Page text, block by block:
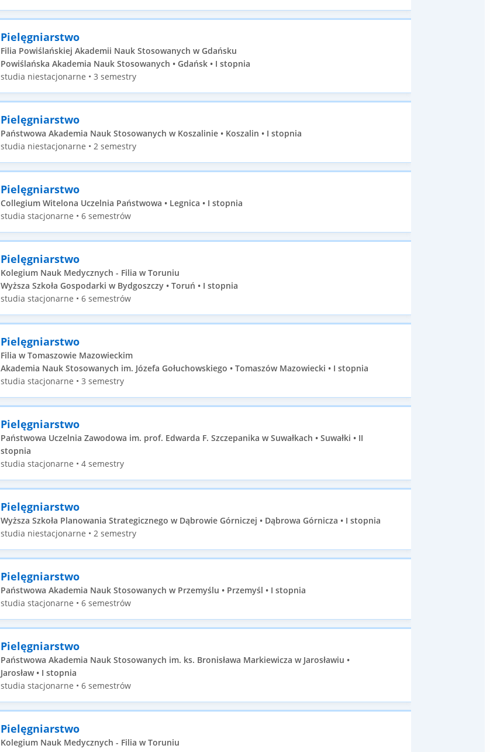
Pielęgniarstwo
Filia Powiślańskiej Akademii Nauk Stosowanych w Gdańsku
Powiślańska Akademia Nauk Stosowanych • Gdańsk • I stopnia
studia niestacjonarne • 3 semestry
Pielęgniarstwo
Państwowa Akademia Nauk Stosowanych w Koszalinie • Koszalin • I stopnia
studia niestacjonarne • 2 semestry
Pielęgniarstwo
Collegium Witelona Uczelnia Państwowa • Legnica • I stopnia
studia stacjonarne • 6 semestrów
Pielęgniarstwo
Kolegium Nauk Medycznych - Filia w Toruniu
Wyższa Szkoła Gospodarki w Bydgoszczy • Toruń • I stopnia
studia stacjonarne • 6 semestrów
Pielęgniarstwo
Filia w Tomaszowie Mazowieckim
Akademia Nauk Stosowanych im. Józefa Gołuchowskiego • Tomaszów Mazowiecki • I stopnia
studia stacjonarne • 3 semestry
Pielęgniarstwo
Państwowa Uczelnia Zawodowa im. prof. Edwarda F. Szczepanika w Suwałkach • Suwałki • II
stopnia
studia stacjonarne • 4 semestry
Pielęgniarstwo
Wyższa Szkoła Planowania Strategicznego w Dąbrowie Górniczej • Dąbrowa Górnicza • I stopnia
studia niestacjonarne • 2 semestry
Pielęgniarstwo
Państwowa Akademia Nauk Stosowanych w Przemyślu • Przemyśl • I stopnia
studia stacjonarne • 6 semestrów
Pielęgniarstwo
Państwowa Akademia Nauk Stosowanych im. ks. Bronisława Markiewicza w Jarosławiu •
Jarosław • I stopnia
studia stacjonarne • 6 semestrów
Pielęgniarstwo
Kolegium Nauk Medycznych - Filia w Toruniu